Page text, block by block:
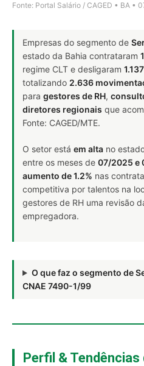
Fonte: Portal Salário / CAGED • BA •
Empresas do segmento de
estado da Bahia contrataram
regime CLT e desligaram 1.137
totalizando 2.636
para gestores de RH,
diretores regionais que
Fonte: CAGED/MTE.
O setor está em alta no
entre os meses de 07/2025 e
aumento de 1.2% nas
competitiva por talentos na
gestores de RH uma revisão
empregadora.
O que faz o segmento de
CNAE 7490-1/99
Perfil &